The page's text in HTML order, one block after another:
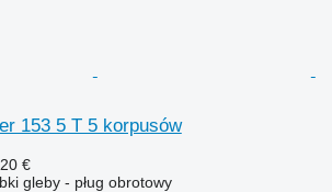
153 5 T 5 korpusów
€
gleby - pług obrotowy